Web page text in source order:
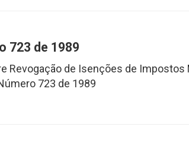
723 de 1989
Revogação de Isenções de
723 de 1989